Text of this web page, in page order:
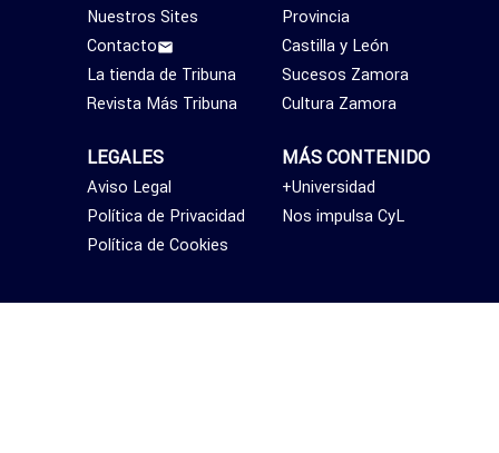
Provincia
Castilla y León
Sucesos Zamora
Cultura Zamora
MÁS CONTENIDO
+Universidad
Nos impulsa CyL
Nuestros Sites
Contacto
La tienda de Tribuna
Revista Más Tribuna
LEGALES
Aviso Legal
Política de Privacidad
Política de Cookies